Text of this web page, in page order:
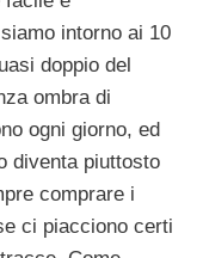
intorno ai 10
doppio del
ombra di
ogni giorno, ed
diventa piuttosto
comprare i
ci piacciono certi